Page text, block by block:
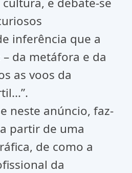
inferência que a
da metáfora e da
as voos da
neste anúncio, faz-
partir de uma
de como a
da